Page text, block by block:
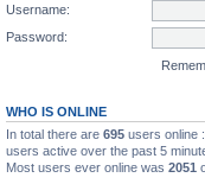
Username:
Password:
WHO IS ONLINE
In total there are 695 users online
users active over the past 5
Most users ever online was 2051